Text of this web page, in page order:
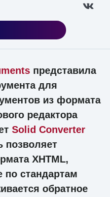
представила
для
из формата
редактора
Solid Converter
позволяет
XHTML,
стандартам
обратное